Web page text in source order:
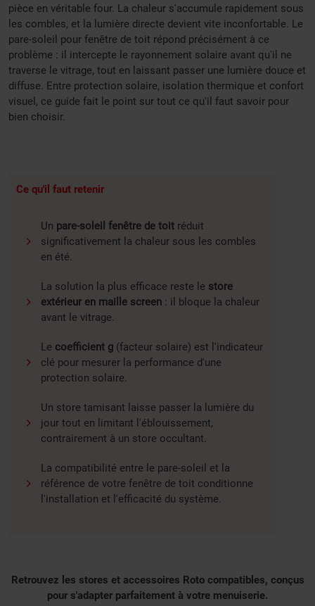
pièce en véritable four. La chaleur s'accumule rapidement sous
les combles, et la lumière directe devient vite inconfortable. Le
pare-soleil pour fenêtre de toit répond précisément à ce
problème : il intercepte le rayonnement solaire avant qu'il ne
traverse le vitrage, tout en laissant passer une lumière douce et
diffuse. Entre protection solaire, isolation thermique et confort
visuel, ce guide fait le point sur tout ce qu'il faut savoir pour
bien choisir.
Ce qu'il faut retenir
Un pare-soleil fenêtre de toit réduit
significativement la chaleur sous les combles
en été.
La solution la plus efficace reste le store
extérieur en maille screen : il bloque la chaleur
avant le vitrage.
Le coefficient g (facteur solaire) est l'indicateur
clé pour mesurer la performance d'une
protection solaire.
Un store tamisant laisse passer la lumière du
jour tout en limitant l'éblouissement,
contrairement à un store occultant.
La compatibilité entre le pare-soleil et la
référence de votre fenêtre de toit conditionne
l'installation et l'efficacité du système.
Retrouvez les stores et accessoires Roto compatibles, conçus
pour s'adapter parfaitement à votre menuiserie.